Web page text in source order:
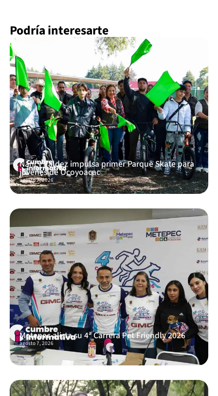
Podría interesarte
Nancy Valdez impulsa primer Parque Skate para
jóvenes de Ocoyoacac
agosto 7, 2026
Metepec alista su 4ª Carrera Pet Friendly 2026
agosto 7, 2026